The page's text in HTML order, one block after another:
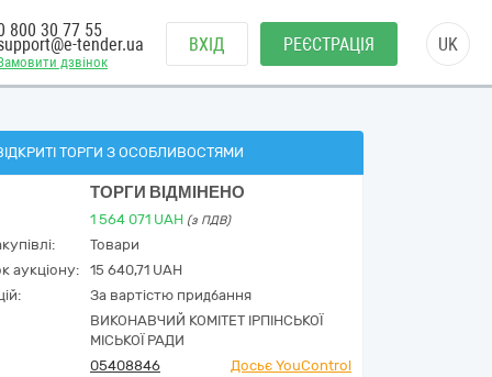
дзвінок
800 30 77 55
tender.ua ВХІД РЕЄСТРАЦІЯ UK
ТОРГИ З ОСОБЛИВОСТЯМИ
ТОРГИ ВІДМІНЕНО
1 564 071 UAH (з ПДВ)
Товари
аукціону:
15 640,71 UAH
За вартістю придбання
ВИКОНАВЧИЙ КОМІТЕТ ІРПІНСЬКОЇ
МІСЬКОЇ РАДИ
05408846
Досьє YouControl